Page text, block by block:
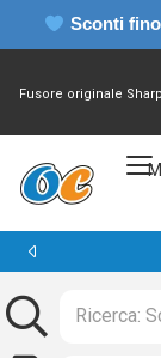
Sconti
Fusore originale